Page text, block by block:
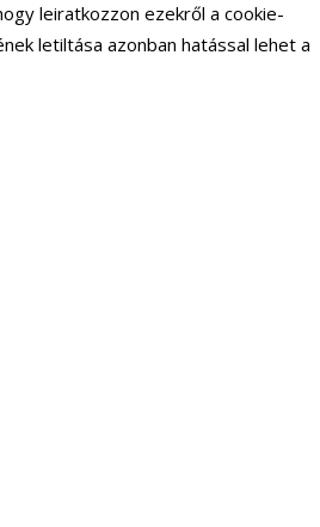
leiratkozzon ezekről a cookie-
letiltása azonban hatással lehet a